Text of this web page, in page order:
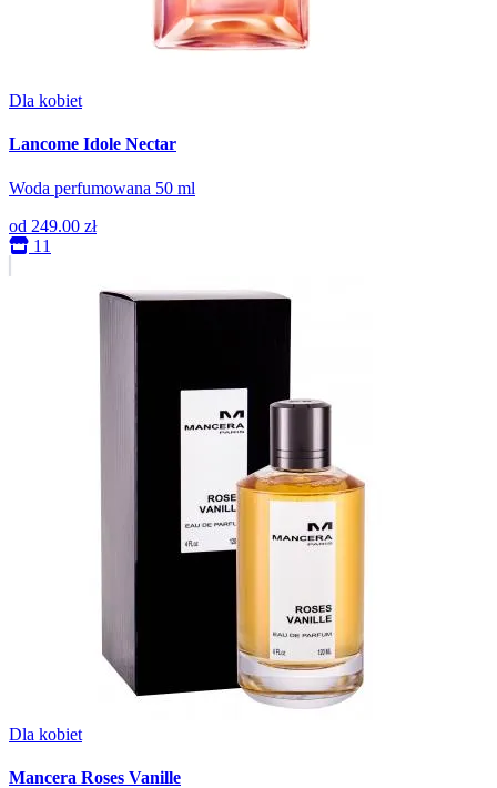
Dla kobiet
Lancome Idole Nectar
Woda perfumowana 50 ml
od 249.00 zł
11
Dla kobiet
Mancera Roses Vanille